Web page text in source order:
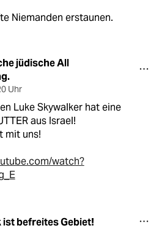
Niemanden erstaunen.
jüdische All
Uhr
Luke Skywalker hat eine
aus Israel!
mit uns!
watch?
ist befreites Gebiet!